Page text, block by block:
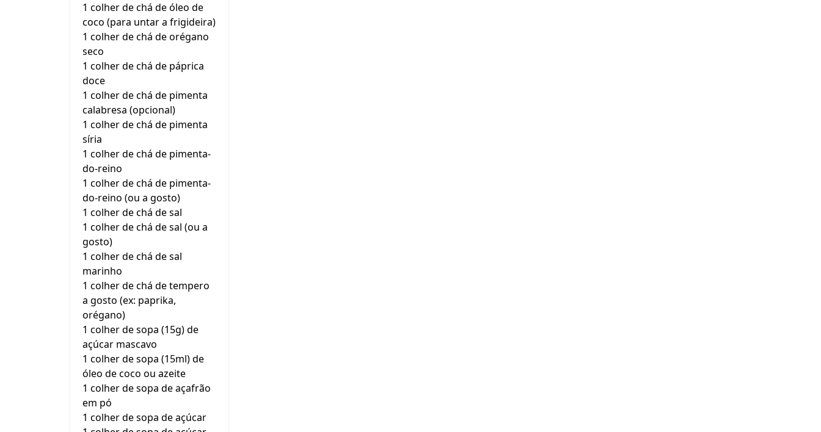
1 colher de chá de óleo de
coco (para untar a frigideira)
1 colher de chá de orégano
seco
1 colher de chá de páprica
doce
1 colher de chá de pimenta
calabresa (opcional)
1 colher de chá de pimenta
síria
1 colher de chá de pimenta-
do-reino
1 colher de chá de pimenta-
do-reino (ou a gosto)
1 colher de chá de sal
1 colher de chá de sal (ou a
gosto)
1 colher de chá de sal
marinho
1 colher de chá de tempero
a gosto (ex: paprika,
orégano)
1 colher de sopa (15g) de
açúcar mascavo
1 colher de sopa (15ml) de
óleo de coco ou azeite
1 colher de sopa de açafrão
em pó
1 colher de sopa de açúcar